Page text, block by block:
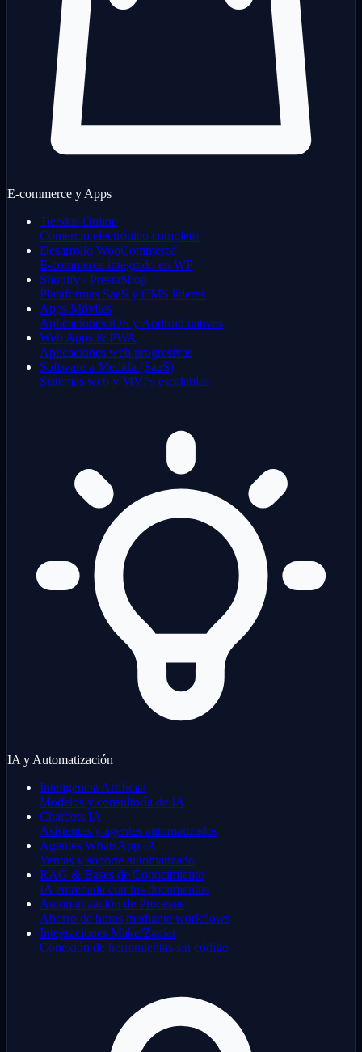
E-commerce y Apps
Tiendas Online
Comercio electrónico completo
Desarrollo WooCommerce
E-commerce integrado en WP
Shopify / PrestaShop
Plataformas SaaS y CMS líderes
Apps Móviles
Aplicaciones iOS y Android nativas
Web Apps & PWA
Aplicaciones web progresivas
Software a Medida (SaaS)
Sistemas web y MVPs escalables
IA y Automatización
Inteligencia Artificial
Modelos y consultoría de IA
Chatbots IA
Asistentes y agentes automatizados
Agentes WhatsApp IA
Ventas y soporte automatizado
RAG & Bases de Conocimiento
IA entrenada con tus documentos
Automatización de Procesos
Ahorro de horas mediante workflows
Integraciones Make/Zapier
Conexión de herramientas sin código